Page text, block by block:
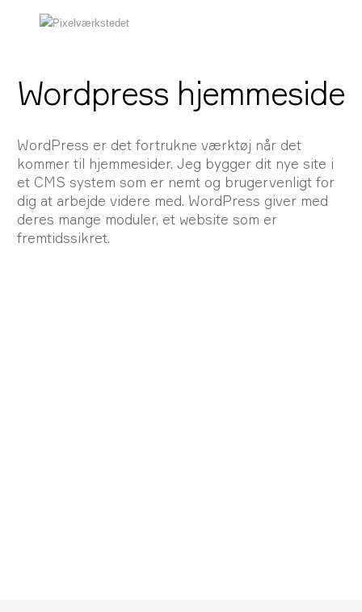
Wordpress hjemmeside
WordPress er det fortrukne værktøj når det
kommer til hjemmesider. Jeg bygger dit nye site i
et CMS system som er nemt og brugervenligt for
dig at arbejde videre med. WordPress giver med
deres mange moduler, et website som er
fremtidssikret.